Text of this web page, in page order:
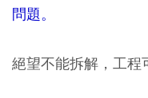
問題。
絕望不能拆解，工程